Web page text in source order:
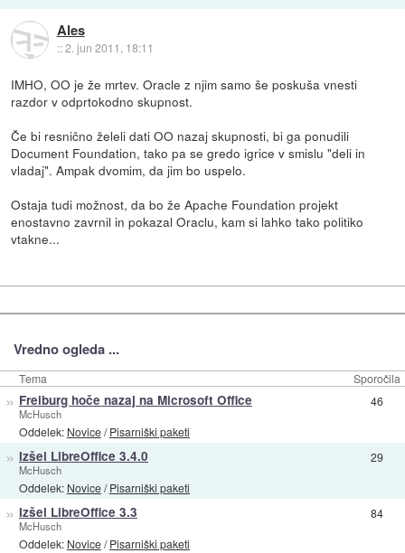
Ales
::2. jun 2011, 18:11
IMHO, OO je že mrtev. Oracle z njim samo še poskuša vnesti
razdor v odprtokodno skupnost.
Če bi resnično želeli dati OO nazaj skupnosti, bi ga ponudili
Document Foundation, tako pa se gredo igrice v smislu "deli in
vladaj". Ampak dvomim, da jim bo uspelo.
Ostaja tudi možnost, da bo že Apache Foundation projekt
enostavno zavrnil in pokazal Oraclu, kam si lahko tako politiko
vtakne...
Vredno ogleda ...
Tema Sporočila
» Freiburg hoče nazaj na Microsoft Office
McHusch
Oddelek: Novice/Pisarniški paketi
46
» Izšel LibreOffice 3.4.0
McHusch
Oddelek: Novice/Pisarniški paketi
29
» Izšel LibreOffice 3.3
McHusch
Oddelek: Novice/Pisarniški paketi
84